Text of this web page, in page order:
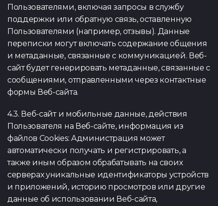
Пользователями, включая запросы в службу
поддержки или обратную связь, оставленную
Пользователями (например, отзывы). Данные
переписки могут включать содержание общения
и метаданные, связанные с коммуникацией. Веб-
сайт будет генерировать метаданные, связанные с
сообщениями, отправленными через контактные
формы Веб-сайта.
4.3. Веб-сайт и мобильные данные, действия
Пользователя на Веб-сайте, информация из
файлов Cookies: Администрация может
автоматически получать и регистрировать, а
также иным образом обрабатывать на своих
серверах уникальные идентификаторы устройств
и приложений, историю просмотров или другие
данные об использовании Веб-сайта,